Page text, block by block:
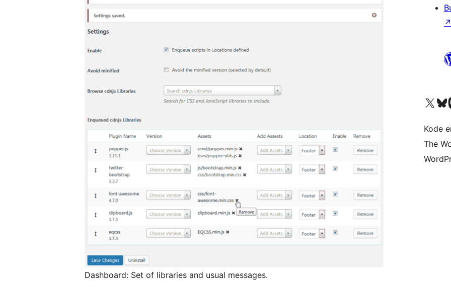
Dashboard: Set of libraries and usual messages.
↗
Besøk vår konto på X Visit
Kode
The